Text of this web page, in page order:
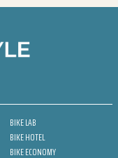
BIKE LAB
BIKE HOTEL
BIKE ECONOMY